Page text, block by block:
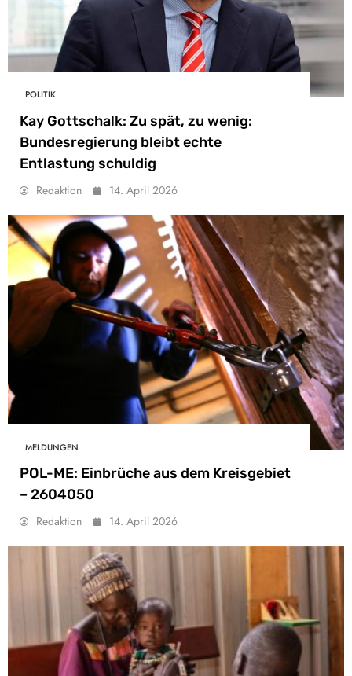
POLITIK
Kay Gottschalk: Zu spät, zu wenig:
Bundesregierung bleibt echte
Entlastung schuldig
Redaktion 14. April 2026
MELDUNGEN
POL-ME: Einbrüche aus dem Kreisgebiet
– 2604050
Redaktion 14. April 2026